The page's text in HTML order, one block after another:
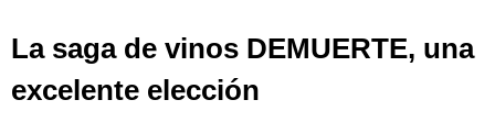
La saga de vinos DEMUERTE, una
excelente elección